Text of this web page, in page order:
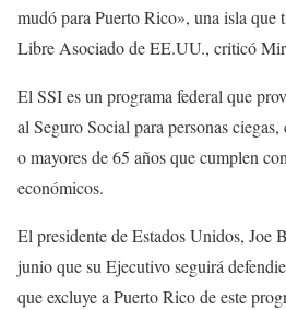
mudó para Puerto Rico», una isla que
Libre Asociado de EE.UU., criticó
El SSI es un programa federal que
al Seguro Social para personas ciegas,
o mayores de 65 años que cumplen
económicos.
El presidente de Estados Unidos, Joe
junio que su Ejecutivo seguirá
que excluye a Puerto Rico de este